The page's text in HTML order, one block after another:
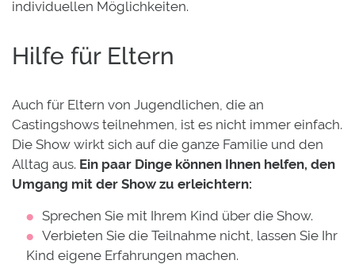
individuellen Möglichkeiten.
Hilfe für Eltern
Auch für Eltern von Jugendlichen, die an
Castingshows teilnehmen, ist es nicht immer einfach.
Die Show wirkt sich auf die ganze Familie und den
Alltag aus. Ein paar Dinge können Ihnen helfen, den
Umgang mit der Show zu erleichtern:
Sprechen Sie mit Ihrem Kind über die Show.
Verbieten Sie die Teilnahme nicht, lassen Sie Ihr
Kind eigene Erfahrungen machen.